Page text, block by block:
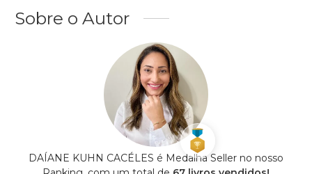
Sobre o Autor
DAÍANE KUHN CACÉLES é Medalha Seller no nosso